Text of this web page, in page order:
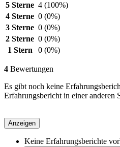
5 Sterne 4 (100%)
4 Sterne 0 (0%)
3 Sterne 0 (0%)
2 Sterne 0 (0%)
1 Stern
0 (0%)
4 Bewertungen
Es gibt noch keine
Erfahrungsbericht in einer anderen
Anzeigen
Keine Erfahrungsberichte